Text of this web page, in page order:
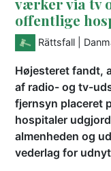
offentlige
Rättsfall |
Højesteret fandt,
af radio- og tv-
fjernsyn placeret
hospitaler
almenheden og
vederlag for